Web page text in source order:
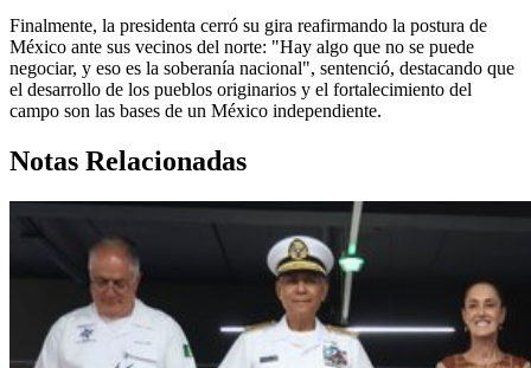
Finalmente, la presidenta cerró su gira reafirmando la postura de
México ante sus vecinos del norte: "Hay algo que no se puede
negociar, y eso es la soberanía nacional", sentenció, destacando que
el desarrollo de los pueblos originarios y el fortalecimiento del
campo son las bases de un México independiente.
Notas Relacionadas